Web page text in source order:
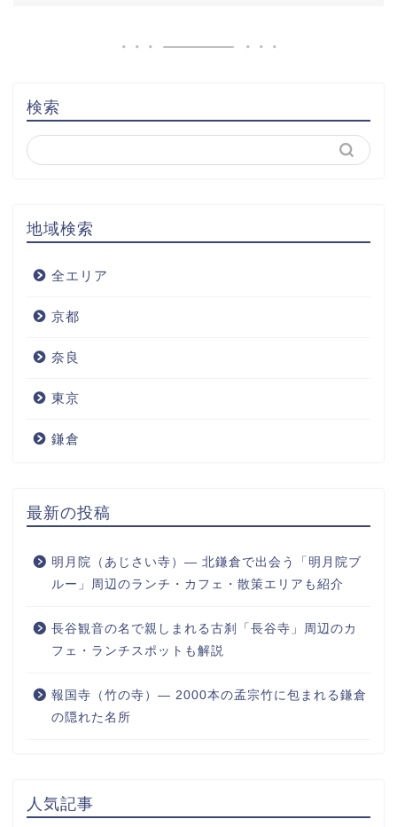
検索
地域検索
全エリア
京都
奈良
東京
鎌倉
最新の投稿
明月院（あじさい寺）― 北鎌倉で出会う「明月院ブ
ルー」周辺のランチ・カフェ・散策エリアも紹介
長谷観音の名で親しまれる古刹「長谷寺」周辺のカ
フェ・ランチスポットも解説
報国寺（竹の寺）― 2000本の孟宗竹に包まれる鎌倉
の隠れた名所
人気記事